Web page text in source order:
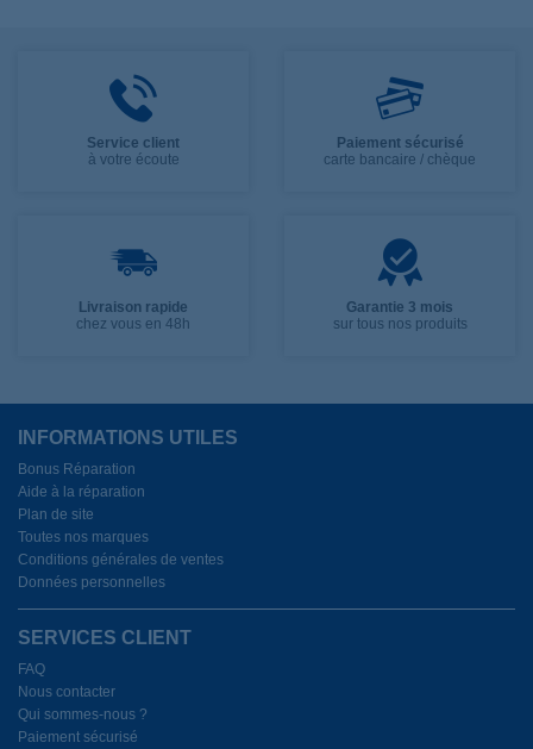
Service client
à votre écoute
Paiement sécurisé
carte bancaire / chèque
Livraison rapide
chez vous en 48h
Garantie 3 mois
sur tous nos produits
INFORMATIONS UTILES
Bonus Réparation
Aide à la réparation
Plan de site
Toutes nos marques
Conditions générales de ventes
Données personnelles
SERVICES CLIENT
FAQ
Nous contacter
Qui sommes-nous ?
Paiement sécurisé